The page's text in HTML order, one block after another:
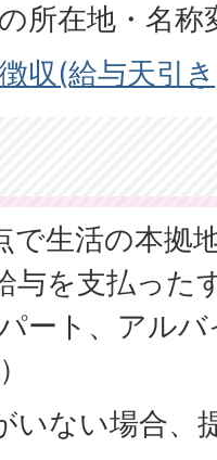
所在地・名
収(給与天引
で生活の本拠
与を支払った
ート、アル
いない場合、